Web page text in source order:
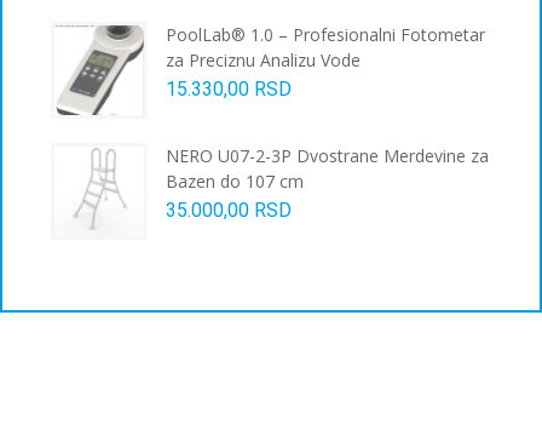
PoolLab® 1.0 – Profesionalni Fotometar
za Preciznu Analizu Vode
15.330,00 RSD
NERO U07-2-3P Dvostrane Merdevine za
Bazen do 107 cm
35.000,00 RSD